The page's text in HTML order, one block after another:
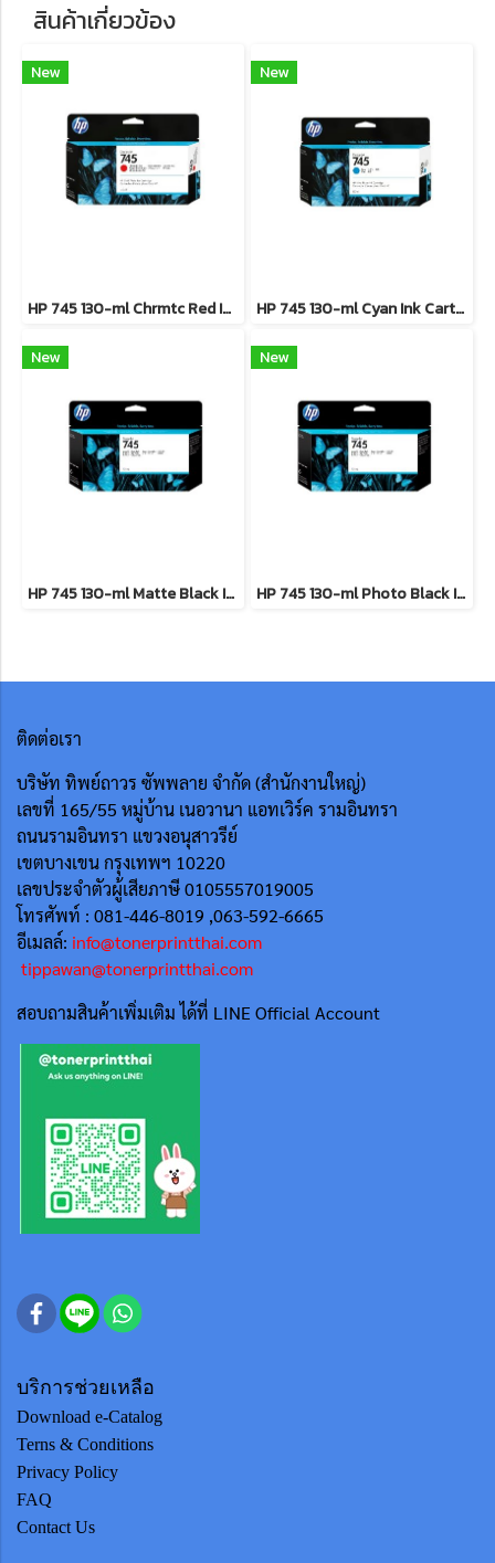
สินค้าเกี่ยวข้อง
New
HP 745 130-ml Chrmtc Red Ink Cartridge **สินค้าเลิกผลิต EOL รุ่นทดแทนใช้ F9K06A **
New
HP 745 130-ml Cyan Ink Cartridge **สินค้าเลิกผลิต EOL รุ่นทดแทนใช้ F9K03A**
New
HP 745 130-ml Matte Black Ink Cartridge**สินค้าเลิกผลิต EOL รุ่นทดแทนใช้ F9K05A**
New
HP 745 130-ml Photo Black Ink Cartridge **สินค้าเลิกผลิต EOL รุ่นทดแทนใช้ F9K04A**
ติดต่อเรา
บริษัท ทิพย์ถาวร ซัพพลาย จำกัด (สำนักงานใหญ่)
เลขที่ 165/55 หมู่บ้าน เนอวานา แอทเวิร์ค รามอินทรา
ถนนรามอินทรา แขวงอนุสาวรีย์
เขตบางเขน กรุงเทพฯ 10220
เลขประจำตัวผู้เสียภาษี 0105557019005
โทรศัพท์ : 081-446-8019 ,063-592-6665
อีเมลล์: info@tonerprintthai.com
tippawan@tonerprintthai.com
สอบถามสินค้าเพิ่มเติม ได้ที่ LINE Official Account
บริการช่วยเหลือ
Download e-Catalog
Terns & Conditions
Privacy Policy
FAQ
Contact Us